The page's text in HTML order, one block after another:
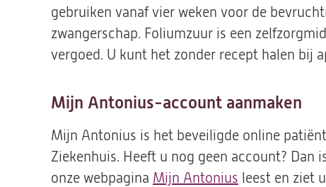
gebruiken vanaf vier weken voor de
zwangerschap. Foliumzuur is een
vergoed. U kunt het zonder recept halen bij
Mijn Antonius-account aanmaken
Mijn Antonius is het beveiligde online
Ziekenhuis. Heeft u nog geen account? Dan
onze webpagina Mijn Antonius leest en ziet